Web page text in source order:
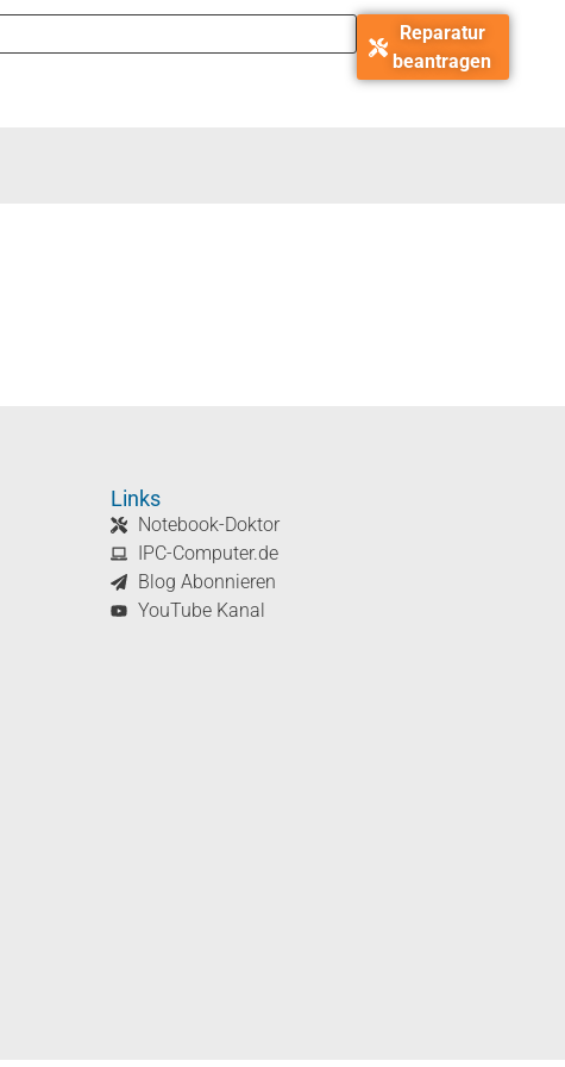
Reparatur
beantragen
Links
Notebook-Doktor
IPC-Computer.de
Blog Abonnieren
YouTube Kanal